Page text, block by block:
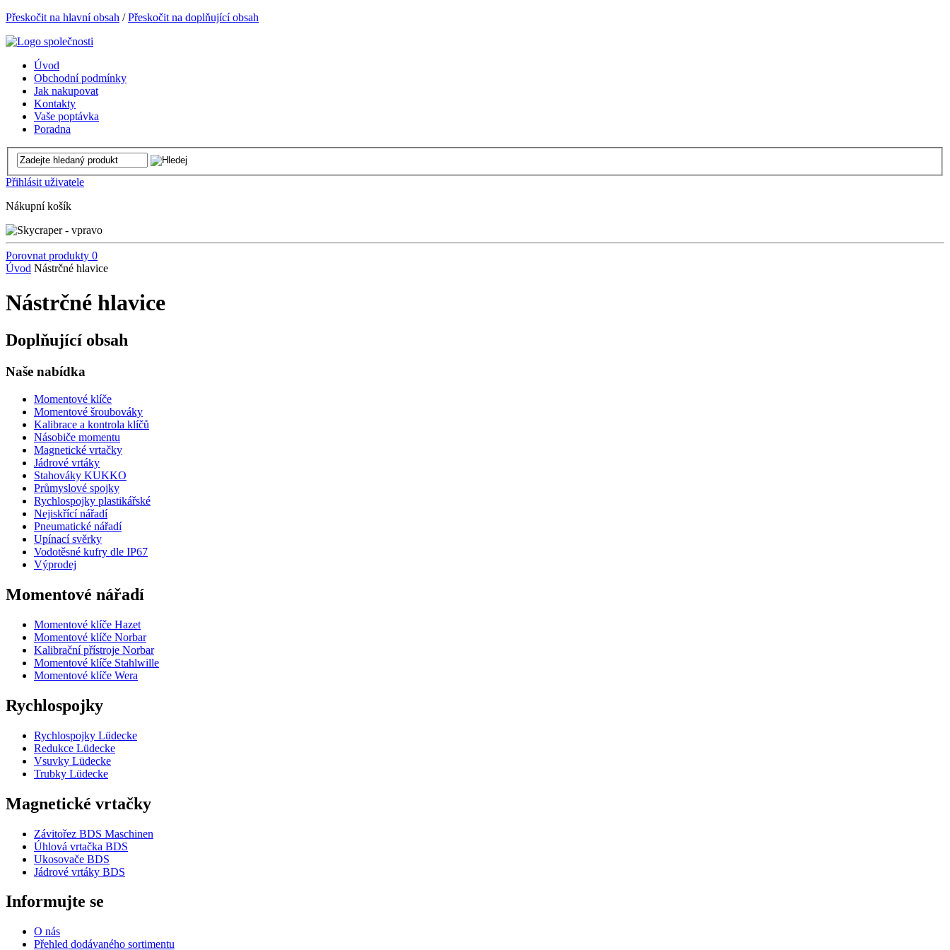
Přeskočit na hlavní obsah /Přeskočit na doplňující obsah
Úvod
Obchodní podmínky
Jak nakupovat
Kontakty
Vaše poptávka
Poradna
Přihlásit uživatele
Nákupní košík
Porovnat produkty 0
Úvod Nástrčné hlavice
Nástrčné hlavice
Doplňující obsah
Naše nabídka
Momentové klíče
Momentové šroubováky
Kalibrace a kontrola klíčů
Násobiče momentu
Magnetické vrtačky
Jádrové vrtáky
Stahováky KUKKO
Průmyslové spojky
Rychlospojky plastikářské
Nejiskřící nářadí
Pneumatické nářadí
Upínací svěrky
Vodotěsné kufry dle IP67
Výprodej
Momentové nářadí
Momentové klíče Hazet
Momentové klíče Norbar
Kalibrační přístroje Norbar
Momentové klíče Stahlwille
Momentové klíče Wera
Rychlospojky
Rychlospojky Lüdecke
Redukce Lüdecke
Vsuvky Lüdecke
Trubky Lüdecke
Magnetické vrtačky
Závitořez BDS Maschinen
Úhlová vrtačka BDS
Ukosovače BDS
Jádrové vrtáky BDS
Informujte se
O nás
Přehled dodávaného sortimentu